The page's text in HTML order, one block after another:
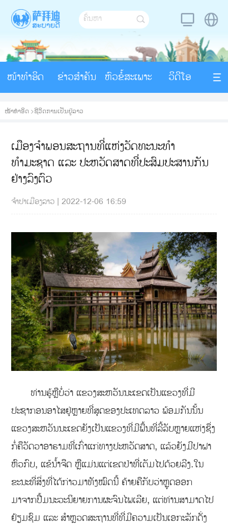
ໜ້າທຳອິດ ຂ່າວສຳຄັນ ຫົວຂໍ້ສະເພາະ ວິດີໂອ
ໜ້າທຳອິດ >ຊີວິດການເປັນຢູ່ລາວ
ເມືອງຈໍາພອນສະຖານທີ່ແຫ່ງວັດທະນະທໍາ
ທຳມະຊາດ ແລະ ປະຫວັດສາດທີ່ປະສົມປະສານກັນ
ຢ່າງລົງຕົວ
ຈຳປາເມືອງລາວ |2022-12-06 16:59
ທ່ານຮູ້ຫຼືບໍ່ວ່າ ແຂວງສະຫວັນນະເຂດເປັນແຂວງທີ່ມີ
ປະຊາກອນອາໄສຢູ່ຫຼາຍທີ່ສຸດຂອງປະເທດລາວ ພ້ອມກັນນັ້ນ
ແຂວງສະຫວັນນະເຂດຍັງເປັນແຂວງທີ່ມີພື້ນທີ່ລີ້ລັບຫຼາຍແຫ່ງຊຶ່ງ
ກໍ່ຄືວັດວາອາຣາມທີ່ເກົ່າແກ່ທາງປະຫວັດສາດ, ແລ້ວຍັງມີປາຝາ
ຫົວກົບ, ແຂ້ນໍ້າຈືດ ຫຼືແມ່ນແຕ່ເຂດປ່າທີ່ເຕັມໄປດ້ວຍລີງ.ໃນ
ຂະນະທີ່ສິ່ງທີ່ໄດ້ກ່າວມາທັງໝົດນີ້ ຄ້າຍຄືກັບວ່າຫຼຸດອອກ
ມາຈາກປື້ມນະວະນິຍາຍການຜະຈົນໄພເລີຍ, ແຕ່ທ່ານສາມາດໄປ
ຢ້ຽມຊົມ ແລະ ສຳຫຼວດສະຖານທີ່ທີ່ມີຄວາມເປັນເອກະລັກດັ່ງ